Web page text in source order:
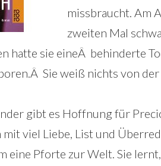
missbraucht. Am
zweiten Mal
hatte sie eineÂ behinderte
Sie weiß nichts von
gibt es Hoffnung für
mit viel Liebe, List und
eine Pforte zur Welt. Sie